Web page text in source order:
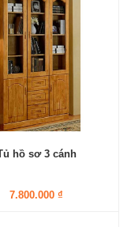
hồ sơ 3 cánh
7.800.000 ₫